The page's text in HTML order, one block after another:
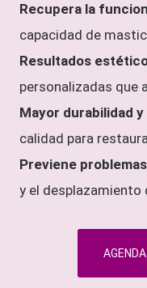
Recupera la
capacidad de
Resultados
personalizadas que
Mayor durabilidad
calidad para
Previene
y el